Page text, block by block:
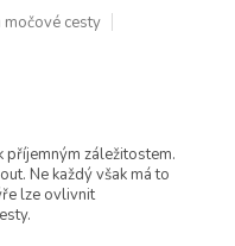
močové cesty
záležitostem.
Ne každý však má to
lze ovlivnit